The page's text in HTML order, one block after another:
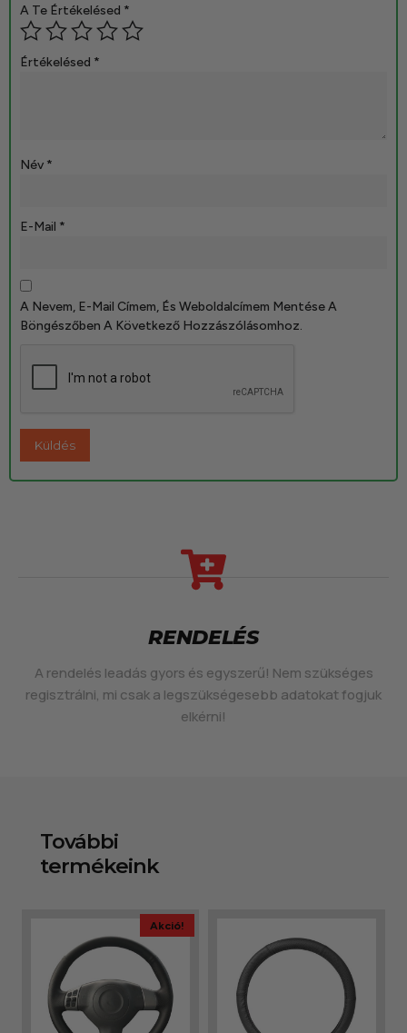
A Te Értékelésed *
Értékelésed *
Név *
E-Mail *
A Nevem, E-Mail Címem, És Weboldalcímem Mentése A
Böngészőben A Következő Hozzászólásomhoz.
RENDELÉS
A rendelés leadás gyors és egyszerű! Nem szükséges
regisztrálni, mi csak a legszükségesebb adatokat fogjuk
elkérni!
További
termékeink
Akció!